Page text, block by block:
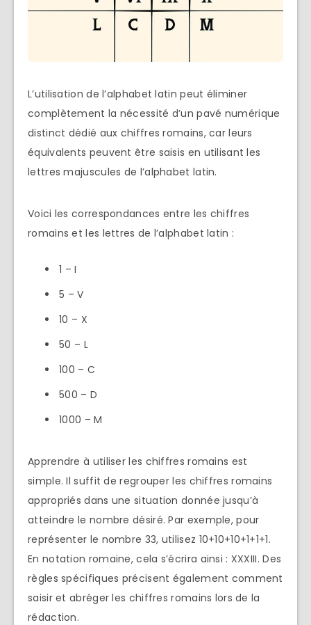
L’utilisation de l’alphabet latin peut éliminer
complètement la nécessité d’un pavé numérique
distinct dédié aux chiffres romains, car leurs
équivalents peuvent être saisis en utilisant les
lettres majuscules de l’alphabet latin.
Voici les correspondances entre les chiffres
romains et les lettres de l’alphabet latin :
1 – I
5 – V
10 – X
50 – L
100 – C
500 – D
1000 – M
Apprendre à utiliser les chiffres romains est
simple. Il suffit de regrouper les chiffres romains
appropriés dans une situation donnée jusqu’à
atteindre le nombre désiré. Par exemple, pour
représenter le nombre 33, utilisez 10+10+10+1+1+1.
En notation romaine, cela s’écrira ainsi : XXXIII. Des
règles spécifiques précisent également comment
saisir et abréger les chiffres romains lors de la
rédaction.